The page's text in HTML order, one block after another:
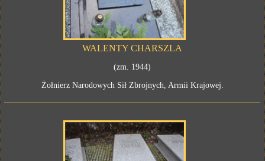
WALENTY CHARSZLA
(zm. 1944)
Żołnierz Narodowych Sił Zbrojnych, Armii Krajowej.